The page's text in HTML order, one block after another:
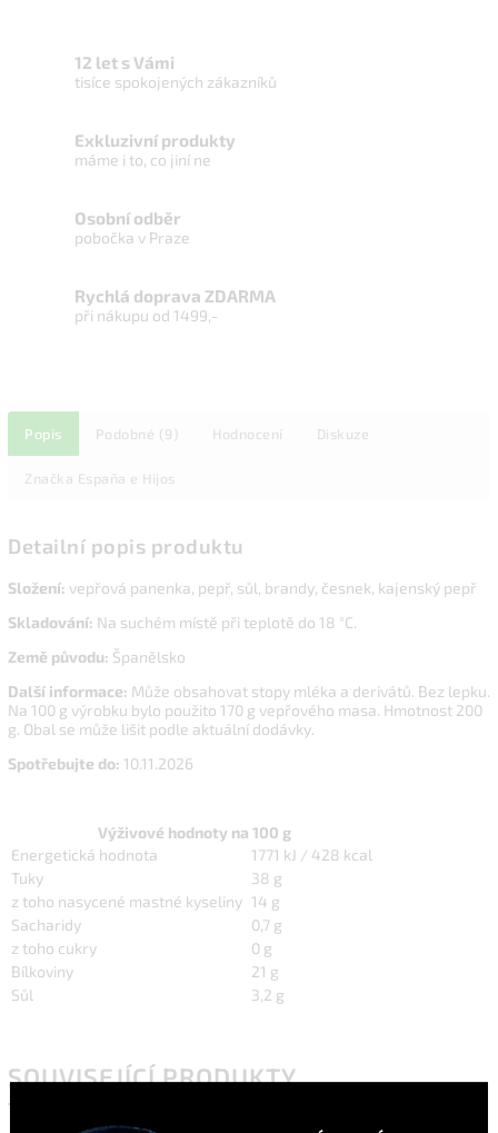
12 let s Vámi
tisíce spokojených zákazníků
Exkluzivní produkty
máme i to, co jiní ne
Osobní odběr
pobočka v Praze
Rychlá doprava ZDARMA
při nákupu od 1499,-
Popis Podobné (9) Hodnocení Diskuze
Značka Espaňa e Hijos
Detailní popis produktu
Složení: vepřová panenka, pepř, sůl, brandy, česnek, kajenský pepř
Skladování: Na suchém místě při teplotě do 18 °C.
Země původu: Španělsko
Další informace: Může obsahovat stopy mléka a derivátů. Bez lepku.
Na 100 g výrobku bylo použito 170 g vepřového masa. Hmotnost 200
g. Obal se může lišit podle aktuální dodávky.
Spotřebujte do: 10.11.2026
Výživové hodnoty na 100 g
Energetická hodnota
1771 kJ / 428 kcal
Tuky
38 g
z toho nasycené mastné kyseliny 14 g
Sacharidy
0,7 g
z toho cukry
0 g
Bílkoviny
21 g
Sůl
3,2 g
SOUVISEJÍCÍ PRODUKTY